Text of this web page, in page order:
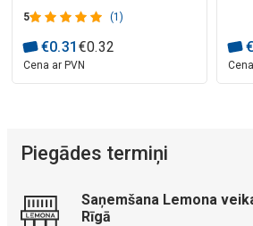
5 (1)
€0.31 €0.32
Cena ar PVN
€
Piegādes termiņi
Saņemšana Lemona
Rīgā